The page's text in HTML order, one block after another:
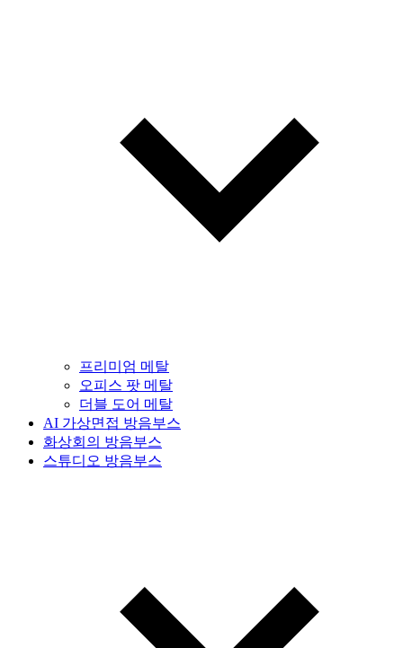
프리미엄 메탈
오피스 팟 메탈
더블 도어 메탈
AI 가상면접 방음부스
화상회의 방음부스
스튜디오 방음부스